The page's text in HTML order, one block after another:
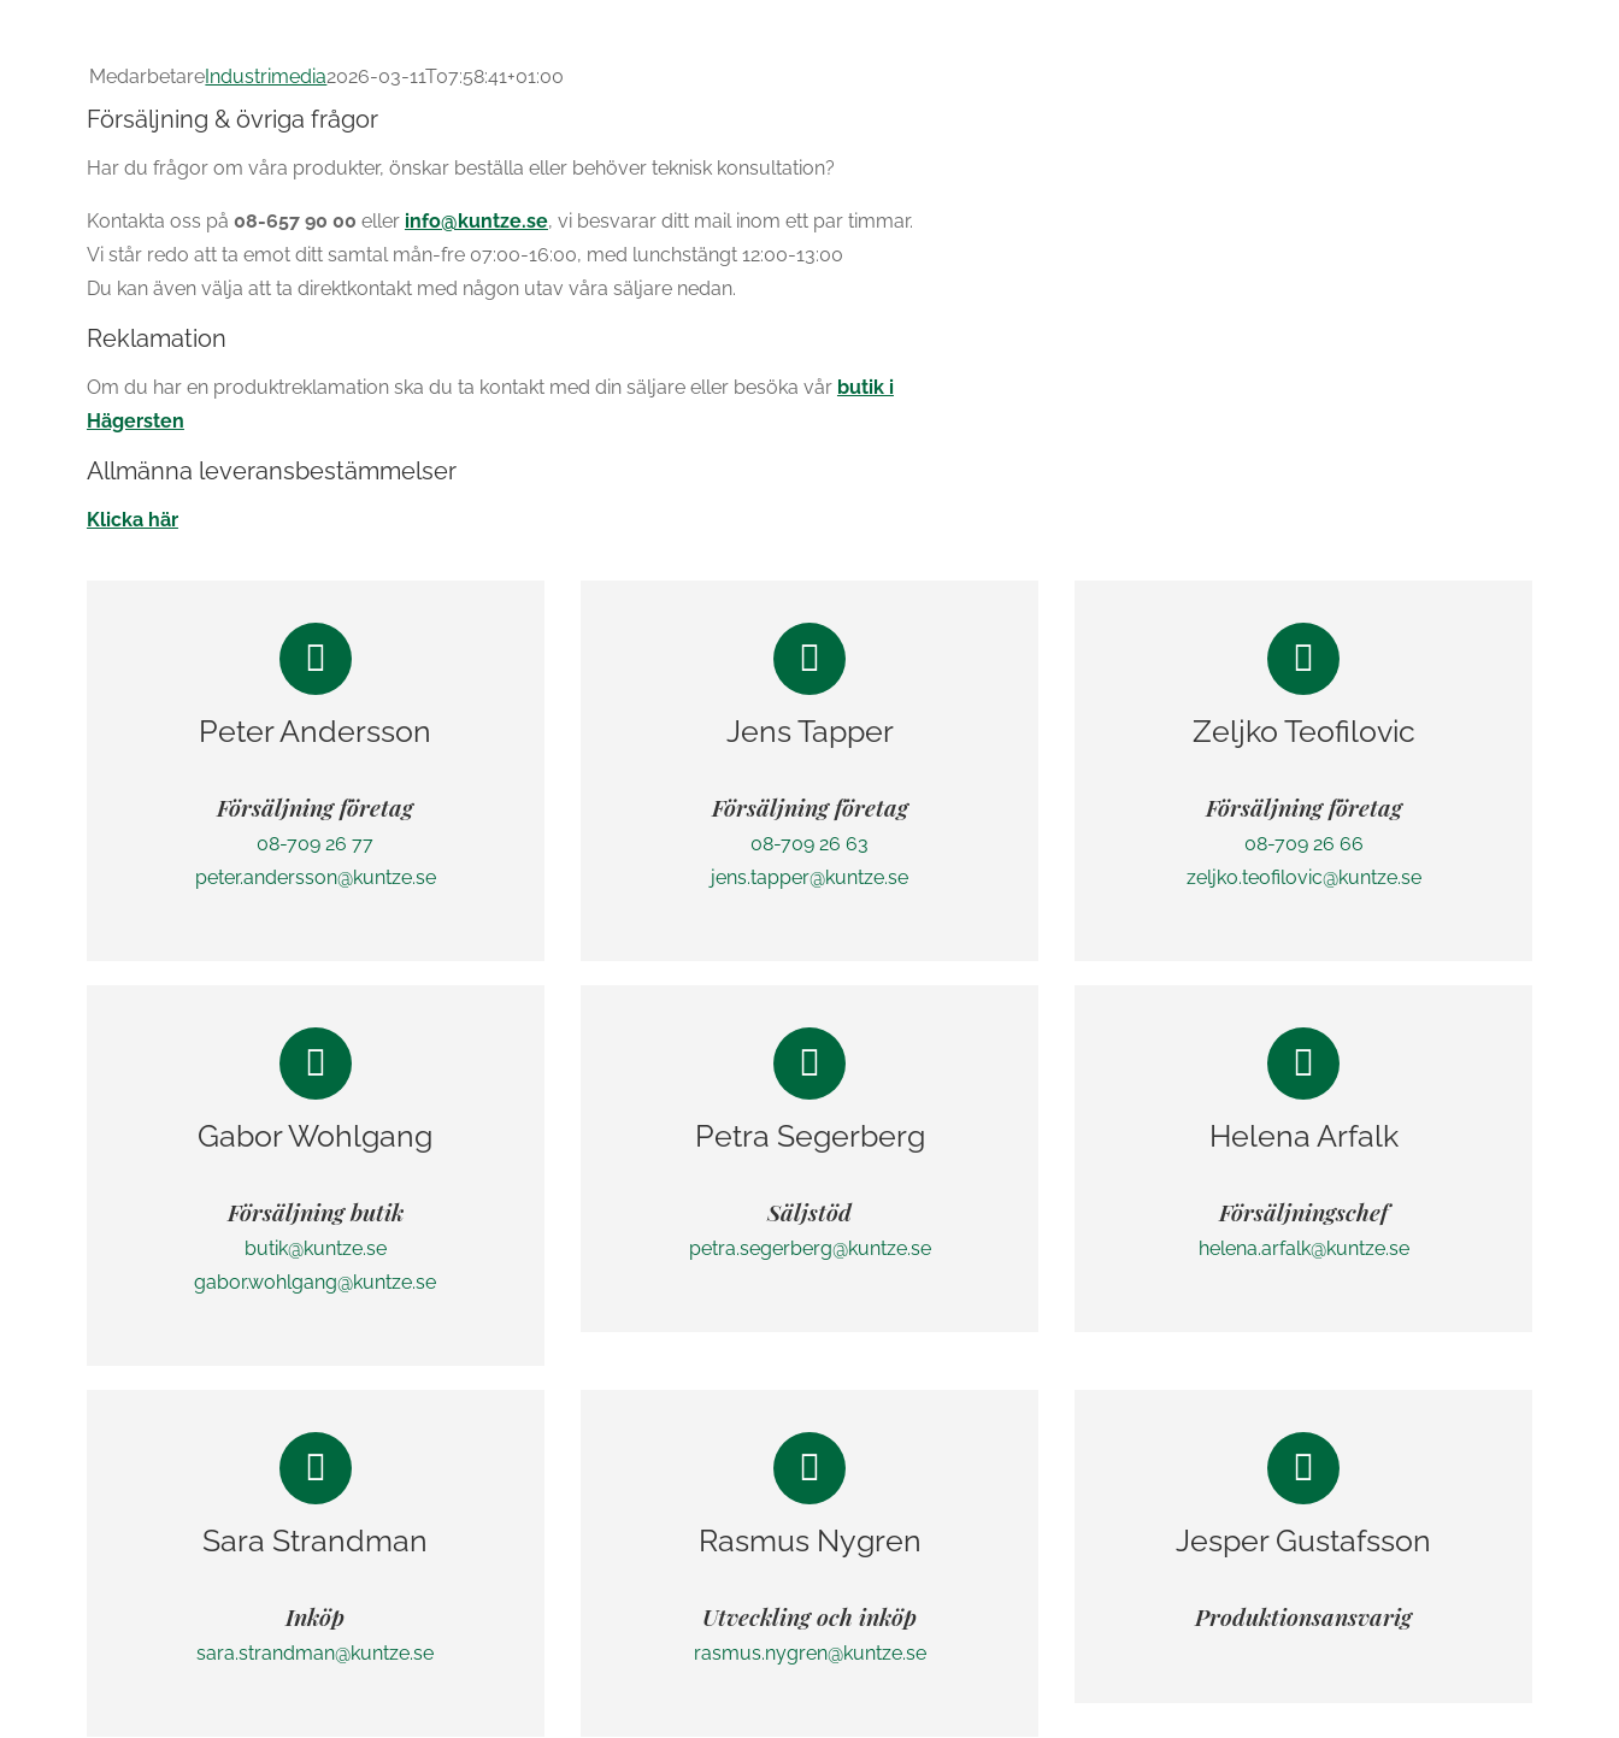
MedarbetareIndustrimedia2026-03-11T07:58:41+01:00
Försäljning & övriga frågor
Har du frågor om våra produkter, önskar beställa eller behöver teknisk konsultation?
Kontakta oss på 08-657 90 00 eller info@kuntze.se, vi besvarar ditt mail inom ett par timmar.
Vi står redo att ta emot ditt samtal mån-fre 07:00-16:00, med lunchstängt 12:00-13:00
Du kan även välja att ta direktkontakt med någon utav våra säljare nedan.
Reklamation
Om du har en produktreklamation ska du ta kontakt med din säljare eller besöka vår butik i
Hägersten
Allmänna leveransbestämmelser
Klicka här
Peter Andersson
Försäljning företag
08-709 26 77
peter.andersson@kuntze.se
Jens Tapper
Försäljning företag
08-709 26 63
jens.tapper@kuntze.se
Zeljko Teofilovic
Försäljning företag
08-709 26 66
zeljko.teofilovic@kuntze.se
Gabor Wohlgang
Försäljning butik
butik@kuntze.se
gabor.wohlgang@kuntze.se
Petra Segerberg
Säljstöd
petra.segerberg@kuntze.se
Helena Arfalk
Försäljningschef
helena.arfalk@kuntze.se
Sara Strandman
Inköp
sara.strandman@kuntze.se
Rasmus Nygren
Utveckling och inköp
rasmus.nygren@kuntze.se
Jesper Gustafsson
Produktionsansvarig